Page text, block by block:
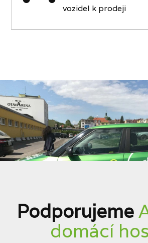
vozidel k prodeji
Podporujeme
domácí